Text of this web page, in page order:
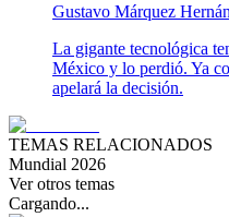
Gustavo Márquez
La gigante tecnológica
México y lo perdió. Ya
apelará la decisión.
TEMAS RELACIONADOS
Mundial 2026
Ver otros temas
Cargando...